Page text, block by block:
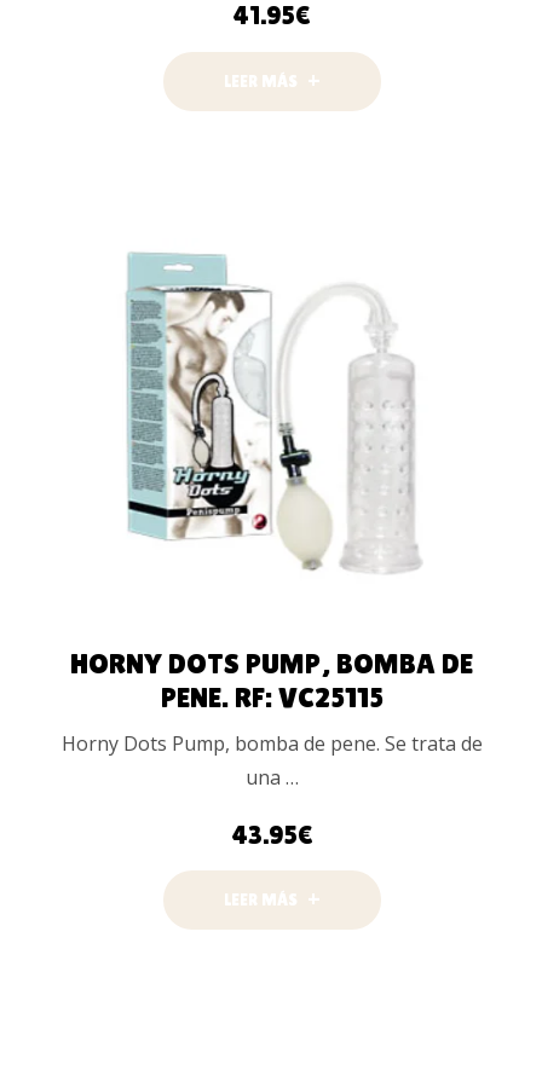
41.95€
LEER MÁS
LEER MÁS
HORNY DOTS PUMP, BOMBA DE
PENE. RF: VC25115
Horny Dots Pump, bomba de pene. Se trata de
una …
43.95€
LEER MÁS